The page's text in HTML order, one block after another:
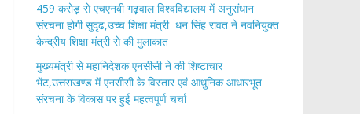
459 करोड़ से एचएनबी गढ़वाल विश्वविद्यालय में अनुसंधान
संरचना होगी सुदृढ,उच्च शिक्षा मंत्री धन सिंह रावत ने नवनियुक्त
केन्द्रीय शिक्षा मंत्री से की मुलाकात
मुख्यमंत्री से महानिदेशक एनसीसी ने की शिष्टाचार
भेंट,उत्तराखण्ड में एनसीसी के विस्तार एवं आधुनिक आधारभूत
संरचना के विकास पर हुई महत्वपूर्ण चर्चा